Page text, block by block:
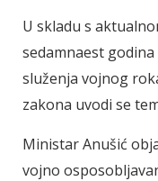
U skladu s
sedamnaest
služenja vojnog
zakona uvodi se
Ministar Anušić
vojno